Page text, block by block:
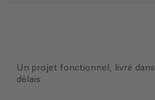
Un projet fonctionnel, livré
délais